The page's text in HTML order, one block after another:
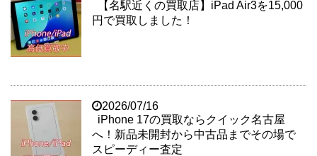
【名駅近くの買取店】iPad Air3を15,000
円で買取しました！
2026/07/16
iPhone 17の買取ならクイック名古屋
へ！新品未開封から中古品までその場で
スピーディー査定